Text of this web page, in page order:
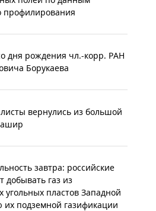
профилирования
дня рождения чл.-корр. РАН
Борукаева
вернулись из большой
завтра: российские
добывать газ из
угольных пластов Западной
подземной газификации